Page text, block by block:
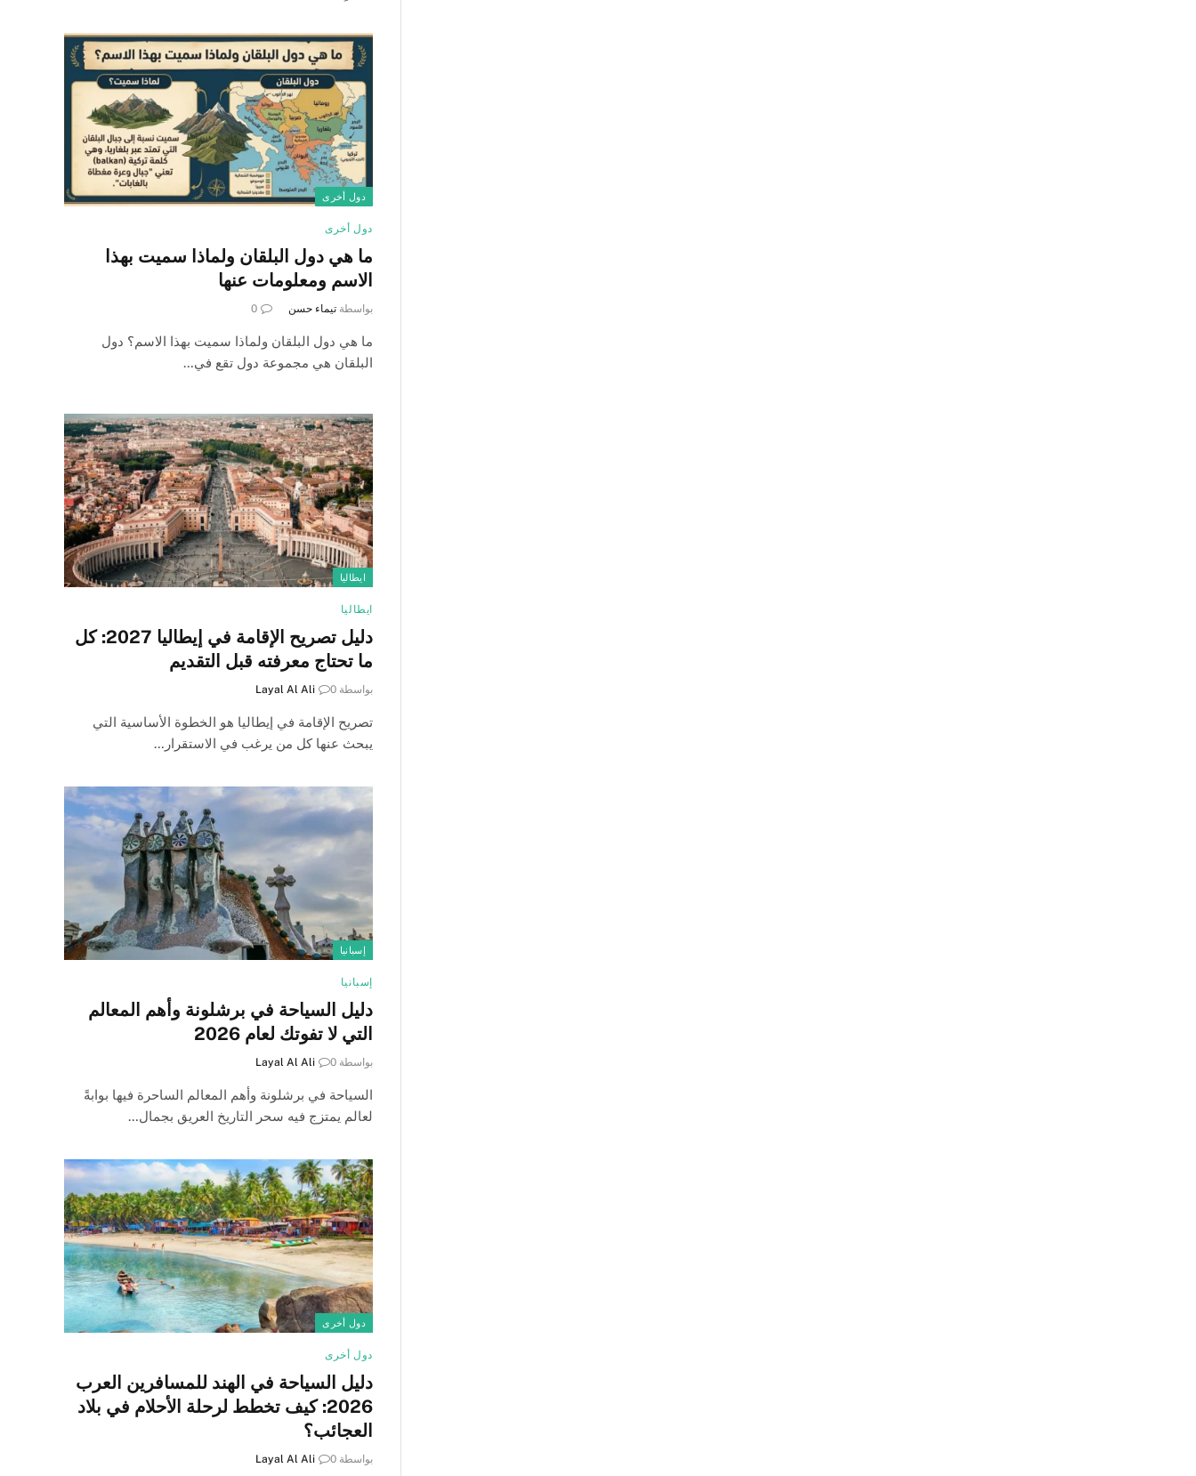
دول أخرى
دول أخرى
ما هي دول البلقان ولماذا سميت بهذا
الاسم ومعلومات عنها
بواسطة تيماء حسن 0
ما هي دول البلقان ولماذا سميت بهذا الاسم؟ دول
البلقان هي مجموعة دول تقع في…
ايطاليا
ايطاليا
دليل تصريح الإقامة في إيطاليا 2027: كل
ما تحتاج معرفته قبل التقديم
بواسطة Layal Al Ali 0
تصريح الإقامة في إيطاليا هو الخطوة الأساسية التي
يبحث عنها كل من يرغب في الاستقرار…
إسبانيا
إسبانيا
دليل السياحة في برشلونة وأهم المعالم
التي لا تفوتك لعام 2026
بواسطة Layal Al Ali 0
السياحة في برشلونة وأهم المعالم الساحرة فيها بوابةً
لعالم يمتزج فيه سحر التاريخ العريق بجمال…
دول أخرى
دول أخرى
دليل السياحة في الهند للمسافرين العرب
2026: كيف تخطط لرحلة الأحلام في بلاد
العجائب؟
بواسطة Layal Al Ali 0